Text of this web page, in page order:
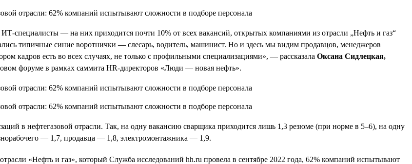
специалисты — на них приходится почти 10% от всех вакансий, открытых компаниями из отрасли „Нефть и газ“
типичные синие воротнички — слесарь, водитель, машинист. Но и здесь мы видим продавцов, менеджеров
кадров есть во всех случаях, не только с профильными специализациями», — рассказала Оксана Сидлецкая,
форуме в рамках саммита HR-директоров «Люди — новая нефть».
в нефтегазовой отрасли. Так, на одну вакансию сварщика приходится лишь 1,3 резюме (при норме в 5–6), на одну
— 1,7, продавца — 1,8, электромонтажника — 1,9.
«Нефть и газ», который Служба исследований hh.ru провела в сентябре 2022 года, 62% компаний испытывают